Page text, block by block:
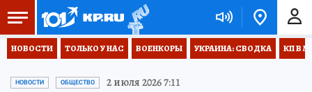
НОВОСТИ ТОЛЬКО У НАС ВОЕНКОРЫ УКРАИНА: СВОДКА КП В
НОВОСТИ ОБЩЕСТВО 2 июля 2026 7:11